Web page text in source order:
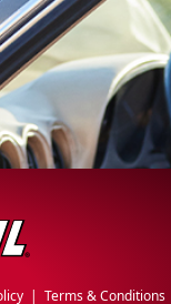
| Terms & Conditions